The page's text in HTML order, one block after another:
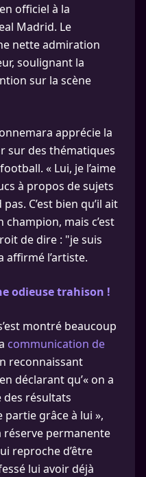
officiel à la
Madrid. Le
nette admiration
soulignant la
sur la scène
apprécie la
sur des thématiques
« Lui, je l’aime
à propos de sujets
C’est bien qu’il ait
champion, mais c’est
de dire : "je suis
affirmé l’artiste.
odieuse trahison !
montré beaucoup
communication de
reconnaissant
déclarant qu’« on a
des résultats
grâce à lui »,
réserve permanente
reproche d’être
lui avoir déjà